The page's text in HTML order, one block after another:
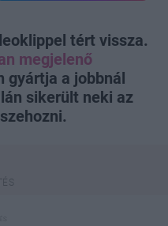
tért vissza.
megjelenő
gyártja a jobbnál
sikerült neki az